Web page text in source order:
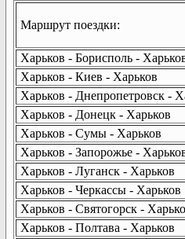
Маршрут поездки:
Харьков - Борисполь -
Харьков - Киев - Харьков
Харьков - Днепропетровск -
Харьков - Донецк - Харьков
Харьков - Сумы - Харьков
Харьков - Запорожье -
Харьков - Луганск - Харьков
Харьков - Черкассы - Харьков
Харьков - Святогорск -
Харьков - Полтава - Харьков